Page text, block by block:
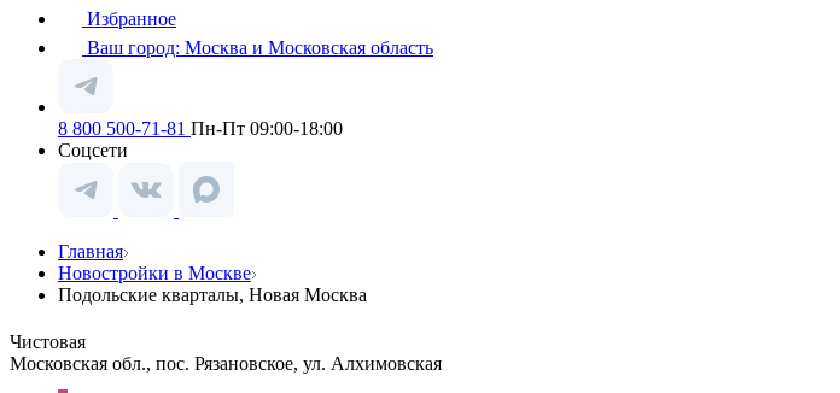
Избранное
Ваш город: Москва и Московская область
8 800 500-71-81 Пн-Пт 09:00-18:00
Соцсети
Главная
Новостройки в Москве
Подольские кварталы, Новая Москва
Чистовая
Московская обл., пос. Рязановское, ул. Алхимовская